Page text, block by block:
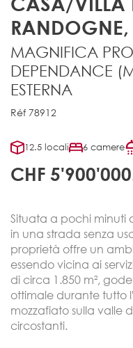
MAGNIFICA
DEPENDANCE
ESTERNA
Réf 78912
12.5 locali 6 camere
CHF
Situata a pochi minuti
in una strada senza
proprietà offre un
essendo vicina ai
di circa 1.850 m²,
ottimale durante tutto
mozzafiato sulla valle
circostanti.